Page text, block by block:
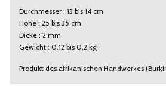
Durchmesser : 13 bis 14 cm
Höhe : 25 bis 35 cm
Dicke : 2 mm
Gewicht : 0.12 bis 0,2 kg
Produkt des afrikanischen Handwerkes